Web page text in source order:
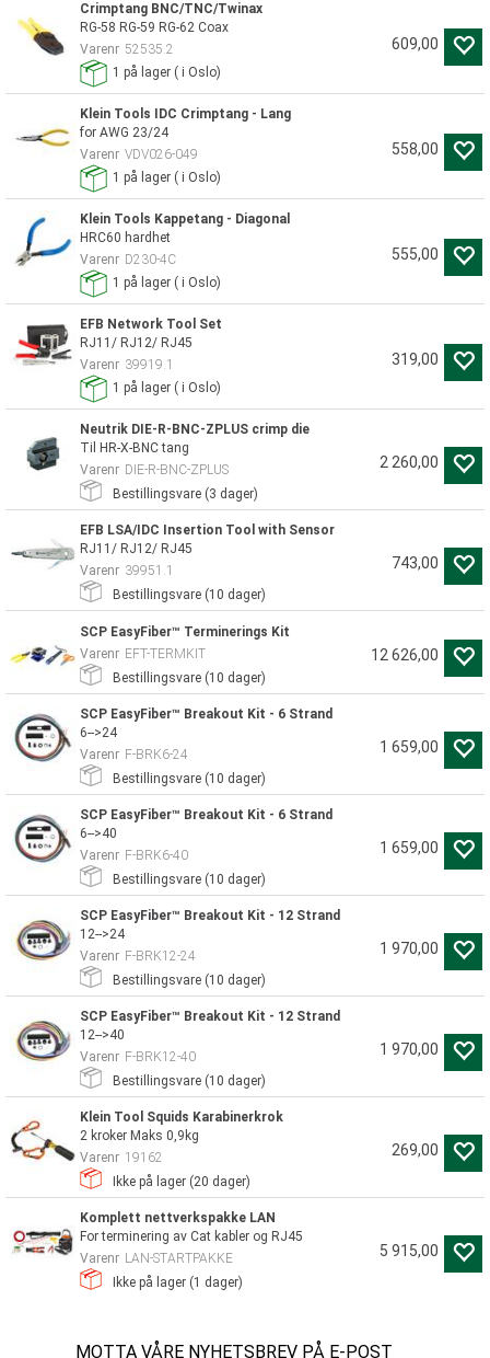
Crimptang BNC/TNC/Twinax
RG-58 RG-59 RG-62 Coax
Varenr 52535.2
1 på lager ( i Oslo)
609,00
Klein Tools IDC Crimptang - Lang
for AWG 23/24
Varenr VDV026-049
1 på lager ( i Oslo)
558,00
Klein Tools Kappetang - Diagonal
HRC60 hardhet
Varenr D230-4C
1 på lager ( i Oslo)
555,00
EFB Network Tool Set
RJ11/ RJ12/ RJ45
Varenr 39919.1
1 på lager ( i Oslo)
319,00
Neutrik DIE-R-BNC-ZPLUS crimp die
Til HR-X-BNC tang
Varenr DIE-R-BNC-ZPLUS
Bestillingsvare (3 dager)
2 260,00
EFB LSA/IDC Insertion Tool with Sensor
RJ11/ RJ12/ RJ45
Varenr 39951.1
Bestillingsvare (10 dager)
743,00
SCP EasyFiber™ Terminerings Kit
Varenr EFT-TERMKIT
Bestillingsvare (10 dager)
12 626,00
SCP EasyFiber™ Breakout Kit - 6 Strand
6-->24
Varenr F-BRK6-24
Bestillingsvare (10 dager)
1 659,00
SCP EasyFiber™ Breakout Kit - 6 Strand
6-->40
Varenr F-BRK6-40
Bestillingsvare (10 dager)
1 659,00
SCP EasyFiber™ Breakout Kit - 12 Strand
12-->24
Varenr F-BRK12-24
Bestillingsvare (10 dager)
1 970,00
SCP EasyFiber™ Breakout Kit - 12 Strand
12-->40
Varenr F-BRK12-40
Bestillingsvare (10 dager)
1 970,00
Klein Tool Squids Karabinerkrok
2 kroker Maks 0,9kg
Varenr 19162
Ikke på lager (20 dager)
269,00
Komplett nettverkspakke LAN
For terminering av Cat kabler og RJ45
Varenr LAN-STARTPAKKE
Ikke på lager (1 dager)
5 915,00
MOTTA VÅRE NYHETSBREV PÅ E-POST